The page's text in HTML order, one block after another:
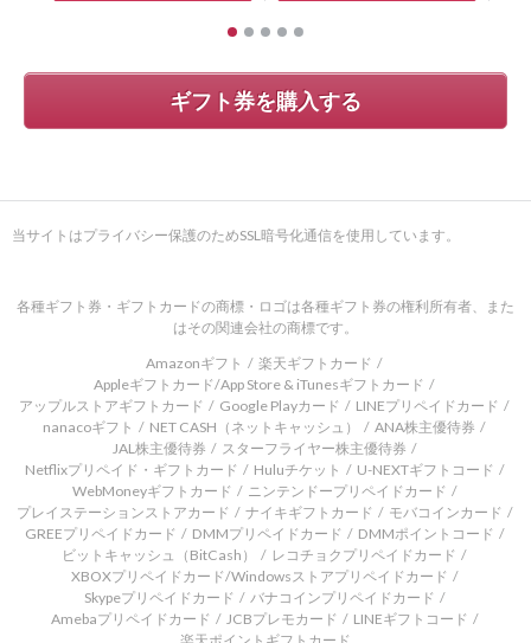
ギフト券を購入する
当サイトはプライバシー保護のためSSL暗号化通信を使用しています。
各種ギフト券・ギフトカードの商標・ロゴは各種ギフト券の権利所有者、また
はその関連会社の商標です。
Amazonギフト
楽天ギフトカード
Appleギフトカード/App Store & iTunesギフトカード
アップルストアギフトカード
Google Playカード
LINEプリペイドカード
nanacoギフト
NET CASH（ネットキャッシュ）
ANA株主優待券
JAL株主優待券
スターフライヤー株主優待券
Netflixプリペイド・ギフトカード
Huluチケット
U-NEXTギフトコード
WebMoneyギフトカード
ニンテンドープリペイドカード
プレイステーションストアカード
ナイキギフトカード
モバコインカード
GREEプリペイドカード
DMMプリペイドカード
DMMポイントコード
ビットキャッシュ（BitCash）
レコチョクプリペイドカード
XBOXプリペイドカード/Windowsストアプリペイドカード
Skypeプリペイドカード
バナコインプリペイドカード
Amebaプリペイドカード
JCBプレモカード
LINEギフトコード